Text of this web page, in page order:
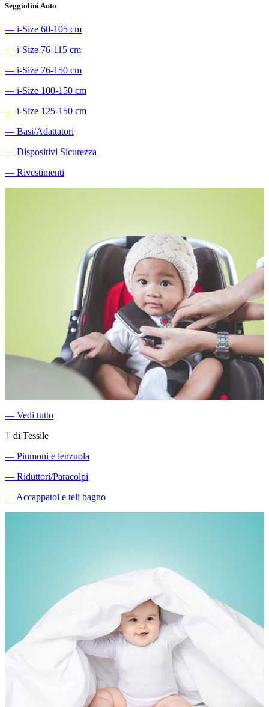
Seggiolini Auto
― i-Size 60-105 cm
― i-Size 76-115 cm
― i-Size 76-150 cm
― i-Size 100-150 cm
― i-Size 125-150 cm
― Basi/Adattatori
― Dispositivi Sicurezza
― Rivestimenti
― Vedi tutto
T di Tessile
― Piumoni e lenzuola
― Riduttori/Paracolpi
―Accappatoi e teli bagno